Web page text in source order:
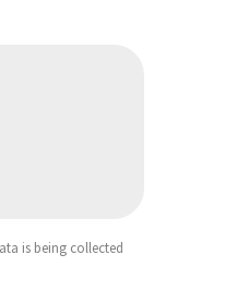
is being collected